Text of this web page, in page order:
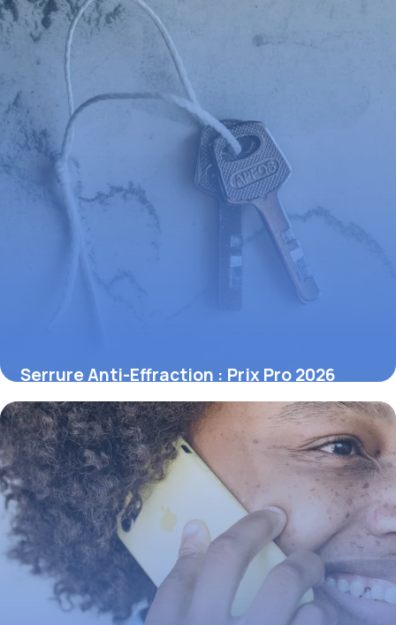
Serrure Anti-Effraction : Prix Pro 2026
1 juin 2026